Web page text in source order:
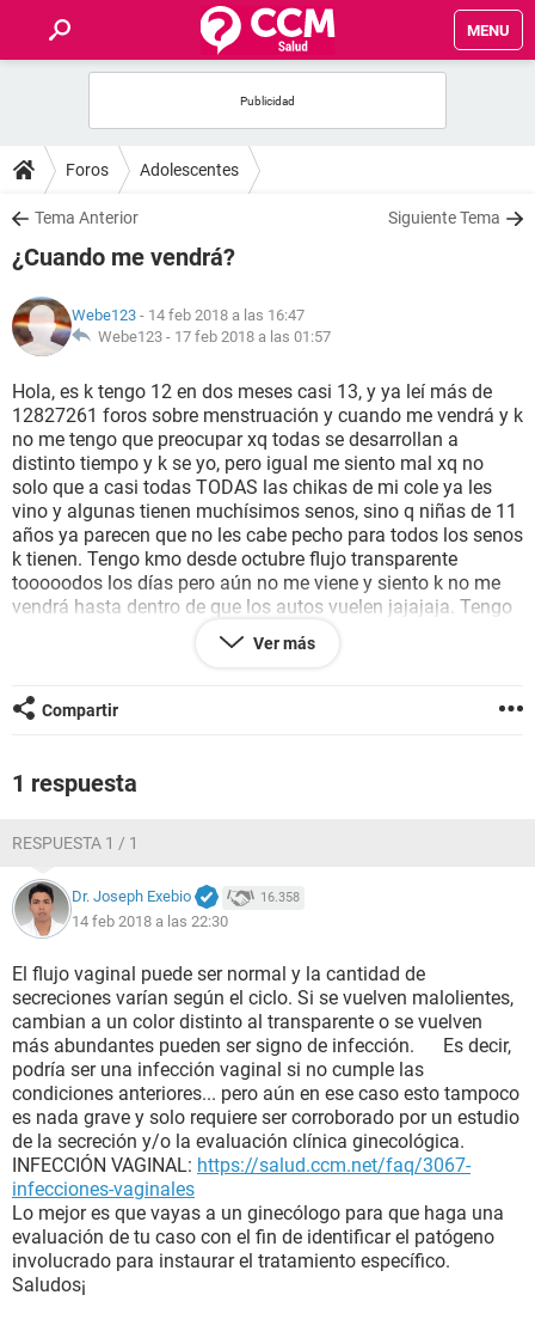
MENU
FOROS
SALUD
FAMILIA
NUTRICIÓN
BIENESTAR
SEXUALIDAD
GLOSARIO
Foros Adolescentes
Tema Anterior Siguiente Tema
¿Cuando me vendrá?
Webe123 - 14 feb 2018 a las 16:47
Webe123 - 17 feb 2018 a las 01:57
Hola, es k tengo 12 en dos meses casi 13, y ya leí más de
12827261 foros sobre menstruación y cuando me vendrá y k
no me tengo que preocupar xq todas se desarrollan a
distinto tiempo y k se yo, pero igual me siento mal xq no
solo que a casi todas TODAS las chikas de mi cole ya les
vino y algunas tienen muchísimos senos, sino q niñas de 11
años ya parecen que no les cabe pecho para todos los senos
k tienen. Tengo kmo desde octubre flujo transparente
tooooodos los días pero aún no me viene y siento k no me
vendrá hasta dentro de que los autos vuelen jajajaja. Tengo
apeniiiiitas de senos, pero es más pezón y sólo uno de mis
senos es apenitas redondito. No c que esperar jaja, no les
más pequeñas ya se desarrollaron y me fijo en cuántos
senos tienen las demás chikas y cuando lo veo me siento
Ver más
Compartir
1 respuesta
RESPUESTA 1 / 1
Dr. Joseph Exebio 16.358
14 feb 2018 a las 22:30
El flujo vaginal puede ser normal y la cantidad de
secreciones varían según el ciclo. Si se vuelven malolientes,
cambian a un color distinto al transparente o se vuelven
más abundantes pueden ser signo de infección. Es decir,
podría ser una infección vaginal si no cumple las
condiciones anteriores... pero aún en ese caso esto tampoco
es nada grave y solo requiere ser corroborado por un estudio
de la secreción y/o la evaluación clínica ginecológica.
INFECCIÓN VAGINAL: https://salud.ccm.net/faq/3067-
infecciones-vaginales
Lo mejor es que vayas a un ginecólogo para que haga una
evaluación de tu caso con el fin de identificar el patógeno
involucrado para instaurar el tratamiento específico.
Saludos¡